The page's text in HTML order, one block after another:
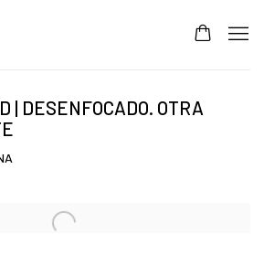
| DESENFOCADO. OTRA
the following image in a popup: